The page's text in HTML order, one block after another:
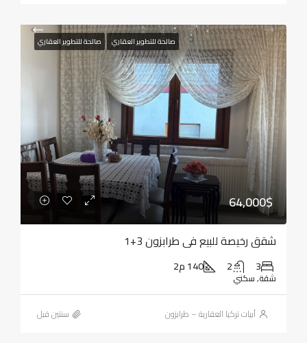
صالحة للتطوير العقاري صالحة للتطوير العقاري
64,000$
شقق رخيصة للبيع في طرابزون 3+1
3
2 140 م2
شقة, سكني
أبيات تركيا العقارية – طرابزون ‏سنتين قبل